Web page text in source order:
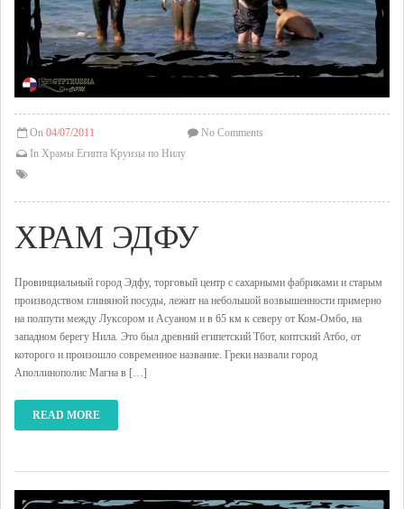
On 04/07/2011
In Храмы Египта Круизы по Нилу
No Comments
ХРАМ ЭДФУ
Провинциальный город Эдфу, торговый центр с сахарными фабриками и старым
производством глиняной посуды, лежит на небольшой возвышенности примерно
на полпути между Луксором и Асуаном и в 65 км к северу от Ком-Омбо, на
западном берегу Нила. Это был древний египетский Тбот, коптский Атбо, от
которого и произошло современное название. Греки назвали город
Аполлинополис Магна в […]
READ MORE